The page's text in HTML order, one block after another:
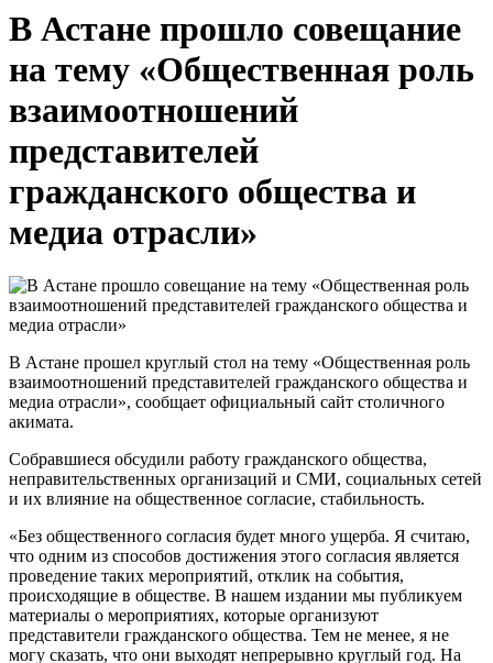
В Астане прошло совещание
на тему «Общественная роль
взаимоотношений
представителей
гражданского общества и
медиа отрасли»
В Астане прошел круглый стол на тему «Общественная роль
взаимоотношений представителей гражданского общества и
медиа отрасли», сообщает официальный сайт столичного
акимата.
Собравшиеся обсудили работу гражданского общества,
неправительственных организаций и СМИ, социальных сетей
и их влияние на общественное согласие, стабильность.
«Без общественного согласия будет много ущерба. Я считаю,
что одним из способов достижения этого согласия является
проведение таких мероприятий, отклик на события,
происходящие в обществе. В нашем издании мы публикуем
материалы о мероприятиях, которые организуют
представители гражданского общества. Тем не менее, я не
могу сказать, что они выходят непрерывно круглый год. На